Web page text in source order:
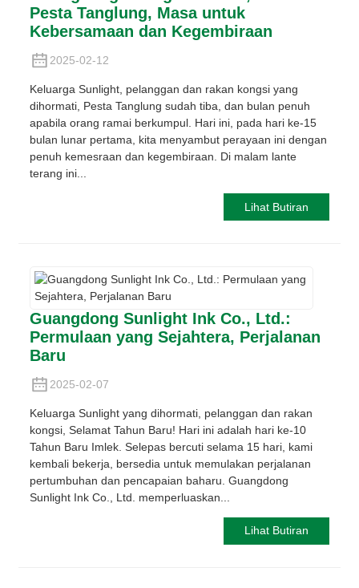
Pesta Tanglung, Masa untuk
Kebersamaan dan Kegembiraan
2025-02-12
Keluarga Sunlight, pelanggan dan rakan kongsi yang
dihormati, Pesta Tanglung sudah tiba, dan bulan penuh
apabila orang ramai berkumpul. Hari ini, pada hari ke-15
bulan lunar pertama, kita menyambut perayaan ini dengan
penuh kemesraan dan kegembiraan. Di malam lante
terang ini...
Lihat Butiran
Guangdong Sunlight Ink Co., Ltd.:
Permulaan yang Sejahtera, Perjalanan
Baru
2025-02-07
Keluarga Sunlight yang dihormati, pelanggan dan rakan
kongsi, Selamat Tahun Baru! Hari ini adalah hari ke-10
Tahun Baru Imlek. Selepas bercuti selama 15 hari, kami
kembali bekerja, bersedia untuk memulakan perjalanan
pertumbuhan dan pencapaian baharu. Guangdong
Sunlight Ink Co., Ltd. memperluaskan...
Lihat Butiran